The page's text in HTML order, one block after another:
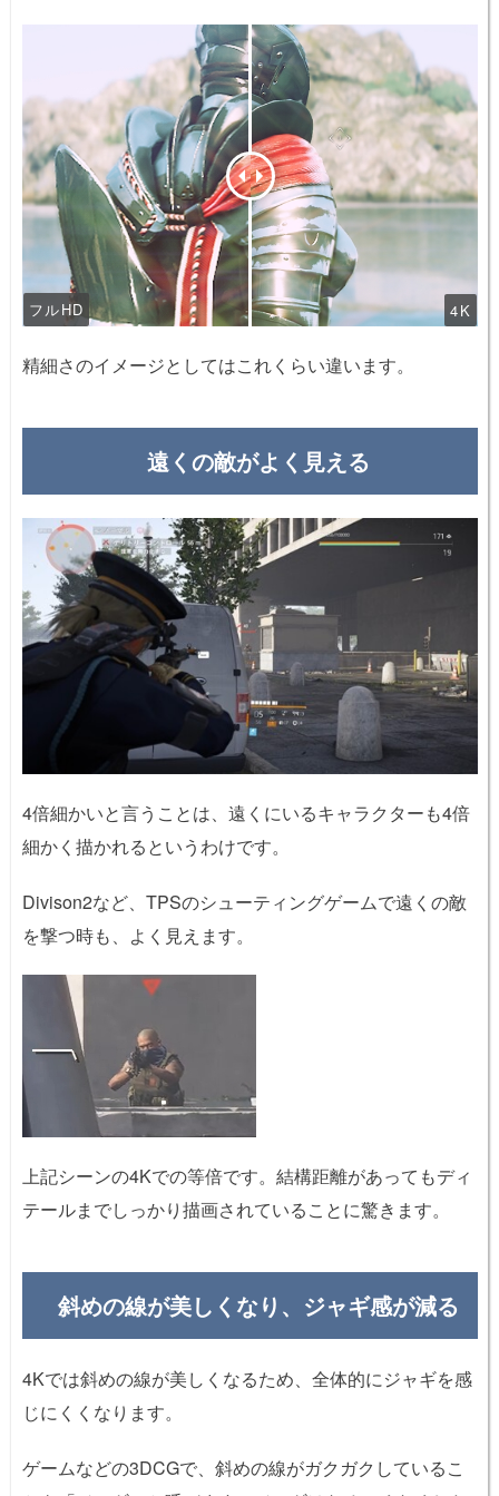
フルHD 4K
精細さのイメージとしてはこれくらい違います。
遠くの敵がよく見える
4倍細かいと言うことは、遠くにいるキャラクターも4倍
細かく描かれるというわけです。
Divison2など、TPSのシューティングゲームで遠くの敵
を撃つ時も、よく見えます。
上記シーンの4Kでの等倍です。結構距離があってもディ
テールまでしっかり描画されていることに驚きます。
斜めの線が美しくなり、ジャギ感が減る
4Kでは斜めの線が美しくなるため、全体的にジャギを感
じにくくなります。
ゲームなどの3DCGで、斜めの線がガクガクしているこ